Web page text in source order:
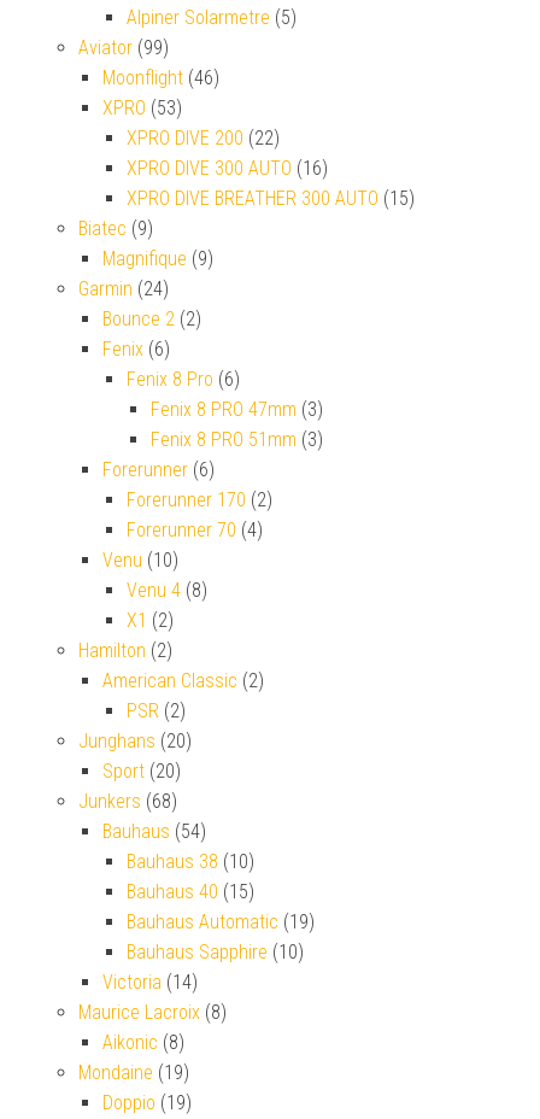
Alpiner Solarmetre (5)
Aviator (99)
Moonflight (46)
XPRO (53)
XPRO DIVE 200 (22)
XPRO DIVE 300 AUTO (16)
XPRO DIVE BREATHER 300 AUTO (15)
Biatec (9)
Magnifique (9)
Garmin (24)
Bounce 2 (2)
Fenix (6)
Fenix 8 Pro (6)
Fenix 8 PRO 47mm (3)
Fenix 8 PRO 51mm (3)
Forerunner (6)
Forerunner 170 (2)
Forerunner 70 (4)
Venu (10)
Venu 4 (8)
X1 (2)
Hamilton (2)
American Classic (2)
PSR (2)
Junghans (20)
Sport (20)
Junkers (68)
Bauhaus (54)
Bauhaus 38 (10)
Bauhaus 40 (15)
Bauhaus Automatic (19)
Bauhaus Sapphire (10)
Victoria (14)
Maurice Lacroix (8)
Aikonic (8)
Mondaine (19)
Doppio (19)